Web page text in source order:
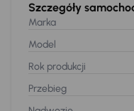
Szczegóły
Marka
Model
Rok produkcji
Przebieg